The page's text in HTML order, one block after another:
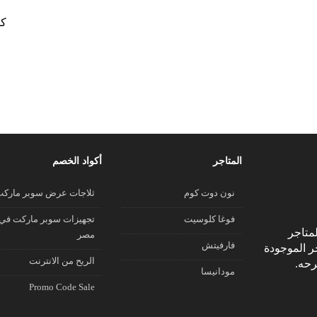
الموجودة
المتاجر
نون دوت كوم
فوغا كلوسيت
فارفيتش
مودانيسا
أكواد الخصم
ثلاجات عرض سوبر
تجهيزات سوبر ماركت في
مصر
الريح من الانترنت
Promo Code Sale